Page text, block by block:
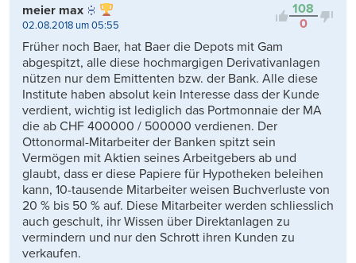
108
0
meier max
02.08.2018 um 05:55
Früher noch Baer, hat Baer die Depots mit Gam
abgespitzt, alle diese hochmargigen Derivativanlagen
nützen nur dem Emittenten bzw. der Bank. Alle diese
Institute haben absolut kein Interesse dass der Kunde
verdient, wichtig ist lediglich das Portmonnaie der MA
die ab CHF 400000 / 500000 verdienen. Der
Ottonormal-Mitarbeiter der Banken spitzt sein
Vermögen mit Aktien seines Arbeitgebers ab und
glaubt, dass er diese Papiere für Hypotheken beleihen
kann, 10-tausende Mitarbeiter weisen Buchverluste von
20 % bis 50 % auf. Diese Mitarbeiter werden schliesslich
auch geschult, ihr Wissen über Direktanlagen zu
vermindern und nur den Schrott ihren Kunden zu
verkaufen.